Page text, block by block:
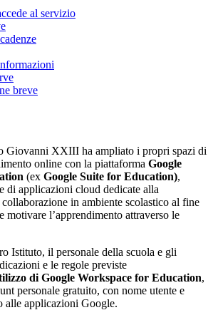
al servizio
breve
Giovanni XXIII ha ampliato i propri spazi di
online con la piattaforma Google
(ex Google Suite for Education),
di applicazioni cloud dedicate alla
in ambiente scolastico al fine
motivare l’apprendimento attraverso le
Istituto, il personale della scuola e gli
e le regole previste
di Google Workspace for Education,
personale gratuito, con nome utente e
alle applicazioni Google.